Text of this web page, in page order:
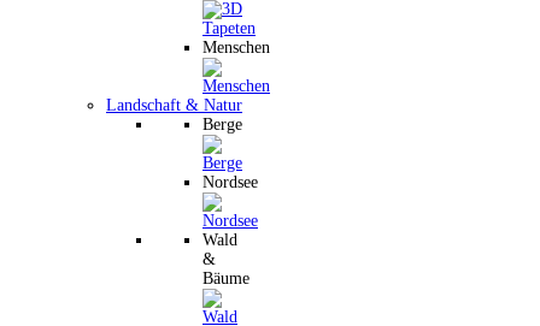
Menschen
Landschaft & Natur
Berge
Nordsee
Wald
&
Bäume